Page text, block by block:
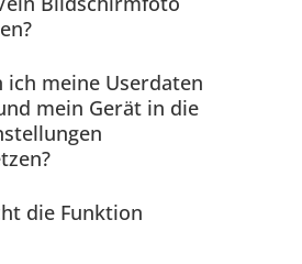
ich meine Userdaten
mein Gerät in die
die Funktion